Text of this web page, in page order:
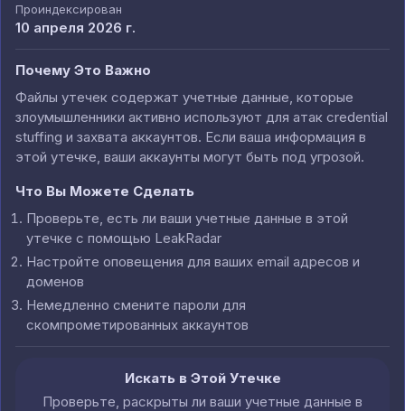
Проиндексирован
10 апреля 2026 г.
Почему Это Важно
Файлы утечек содержат учетные данные, которые
злоумышленники активно используют для атак credential
stuffing и захвата аккаунтов. Если ваша информация в
этой утечке, ваши аккаунты могут быть под угрозой.
Что Вы Можете Сделать
Проверьте, есть ли ваши учетные данные в этой
утечке с помощью LeakRadar
Настройте оповещения для ваших email адресов и
доменов
Немедленно смените пароли для
скомпрометированных аккаунтов
Искать в Этой Утечке
Проверьте, раскрыты ли ваши учетные данные в